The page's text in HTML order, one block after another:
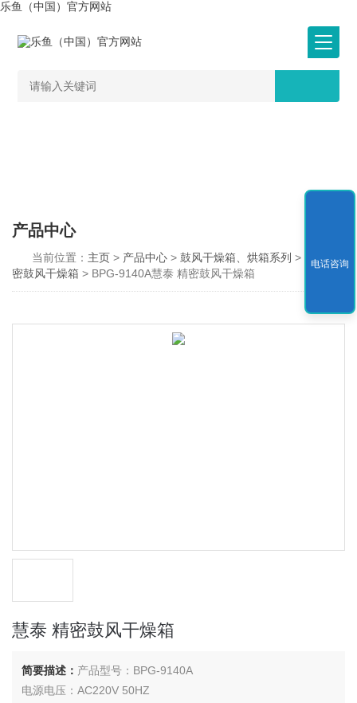
乐鱼（中国）官方网站
产品中心
当前位置： 主页> 产品中心 >鼓风干燥箱、烘箱系列 >
BPG精
密鼓风干燥箱 > BPG-9140A慧泰 精密鼓风干燥箱
慧泰 精密鼓风干燥箱
简要描述： 产品型号：BPG-9140A
电源电压：AC220V 50HZ
电话咨询